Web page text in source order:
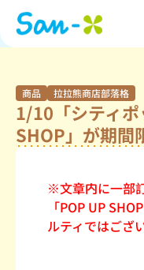
商品 拉拉熊商店部落格
1/10「シティ
SHOP」が期間
※文章内に一部
「POP UP
ルティではござ